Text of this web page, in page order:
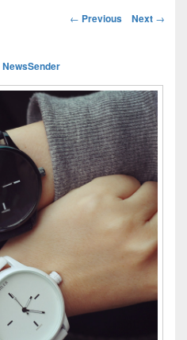
Навигация
← Previous Next →
NewsSender